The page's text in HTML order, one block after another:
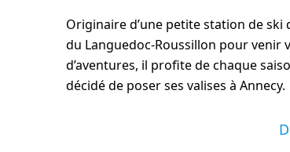
Originaire d’une petite station de
du Languedoc-Roussillon pour venir
d’aventures, il profite de chaque
décidé de poser ses valises à